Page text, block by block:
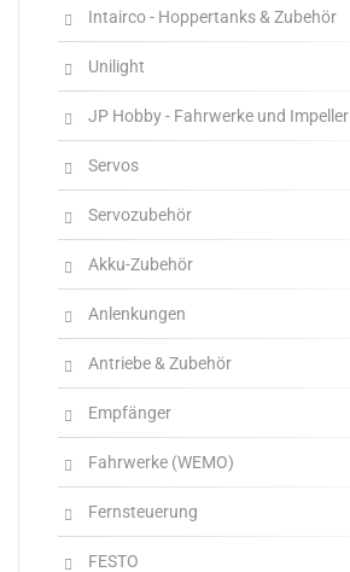
Intairco - Hoppertanks & Zubehör
Unilight
JP Hobby - Fahrwerke und Impeller
Servos
Servozubehör
Akku-Zubehör
Anlenkungen
Antriebe & Zubehör
Empfänger
Fahrwerke (WEMO)
Fernsteuerung
FESTO